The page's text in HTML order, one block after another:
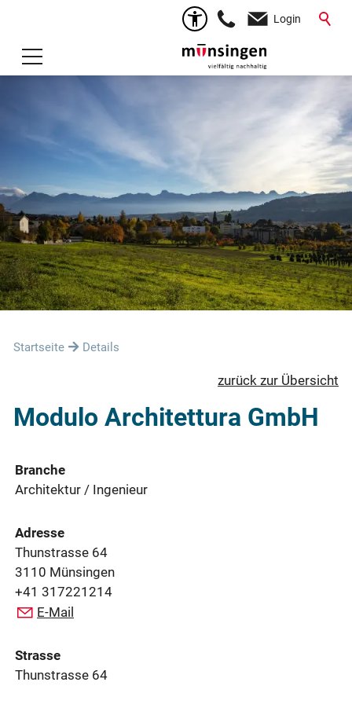
Login
Startseite Details
zurück zur Übersicht
Modulo Architettura GmbH
Branche
Architektur / Ingenieur
Adresse
Thunstrasse 64
3110 Münsingen
+41 317221214
E-Mail
Strasse
Thunstrasse 64